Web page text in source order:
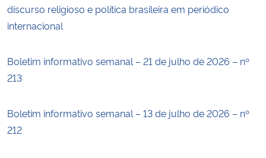
discurso religioso e política brasileira em periódico
internacional
Boletim informativo semanal – 21 de julho de 2026 – nº
213
Boletim informativo semanal – 13 de julho de 2026 – nº
212